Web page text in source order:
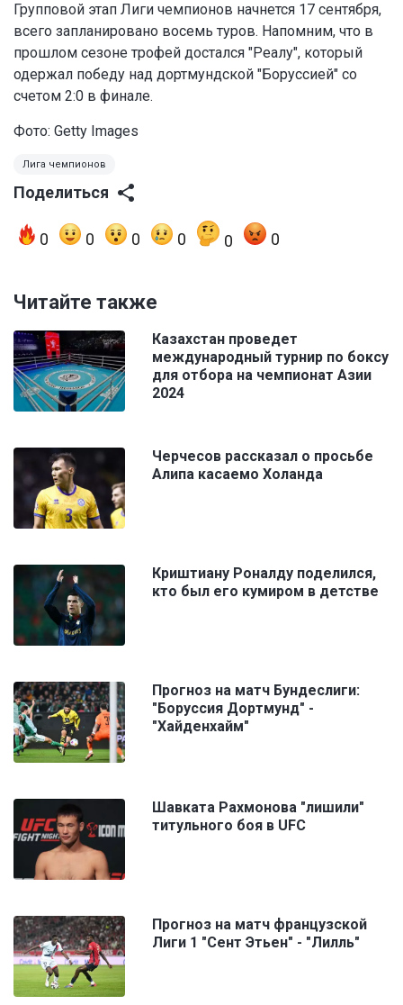
Групповой этап Лиги чемпионов начнется 17 сентября,
всего запланировано восемь туров. Напомним, что в
прошлом сезоне трофей достался "Реалу", который
одержал победу над дортмундской "Боруссией" со
счетом 2:0 в финале.
Фото: Getty Images
Лига чемпионов
Поделиться
0 0 0 0 0 0
Читайте также
Казахстан проведет
международный турнир по боксу
для отбора на чемпионат Азии
2024
Черчесов рассказал о просьбе
Алипа касаемо Холанда
Криштиану Роналду поделился,
кто был его кумиром в детстве
Прогноз на матч Бундеслиги:
"Боруссия Дортмунд" -
"Хайденхайм"
Шавката Рахмонова "лишили"
титульного боя в UFC
Прогноз на матч французской
Лиги 1 "Сент Этьен" - "Лилль"